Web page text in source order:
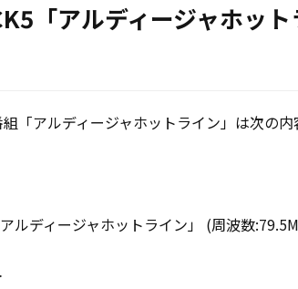
「アルディージャホッ
「アルディージャホットライン」は次の
ルディージャホットライン」 (周波数